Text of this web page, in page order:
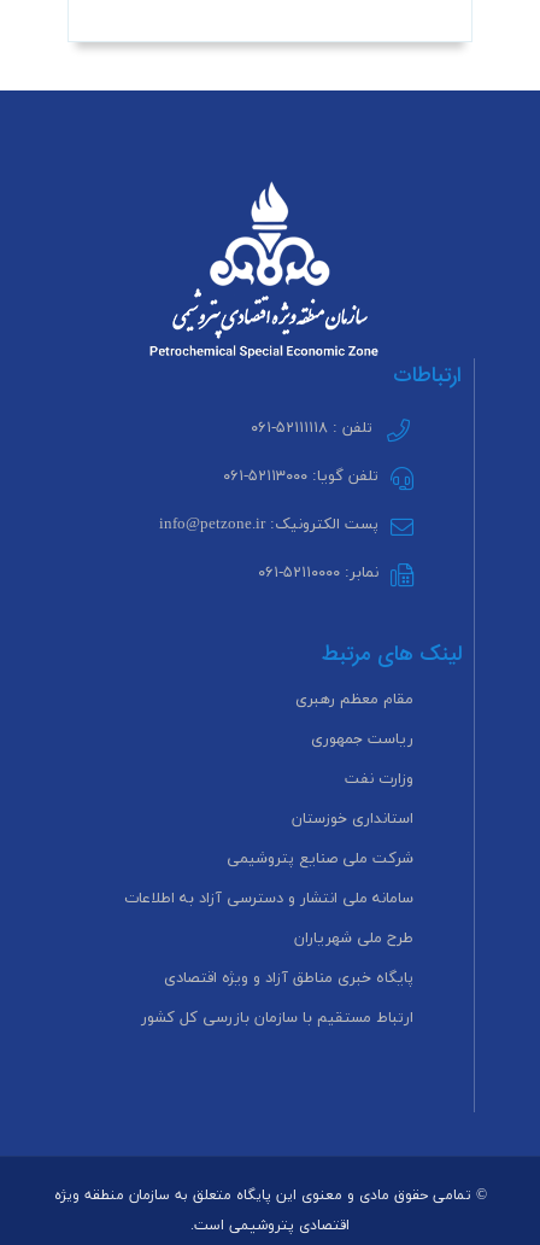
ارتباطات
تلفن : ۵۲۱۱۱۱۱۸-۰۶۱
تلفن گویا: ۵۲۱۱۳۰۰۰-۰۶۱
پست الکترونیک: info@petzone.ir
نمابر: ۵۲۱۱۰۰۰۰-۰۶۱
لینک های مرتبط
مقام معظم رهبری
ریاست جمهوری
وزارت نفت
استانداری خوزستان
شرکت ملی صنایع پتروشیمی
سامانه ملی انتشار و دسترسی آزاد به اطلاعات
طرح ملی شهریاران
پایگاه خبری مناطق آزاد و ویژه اقتصادی
ارتباط مستقیم با سازمان بازرسی کل کشور
© تمامی حقوق مادی و معنوی این پایگاه متعلق به سازمان منطقه ویژه
اقتصادی پتروشیمی است.